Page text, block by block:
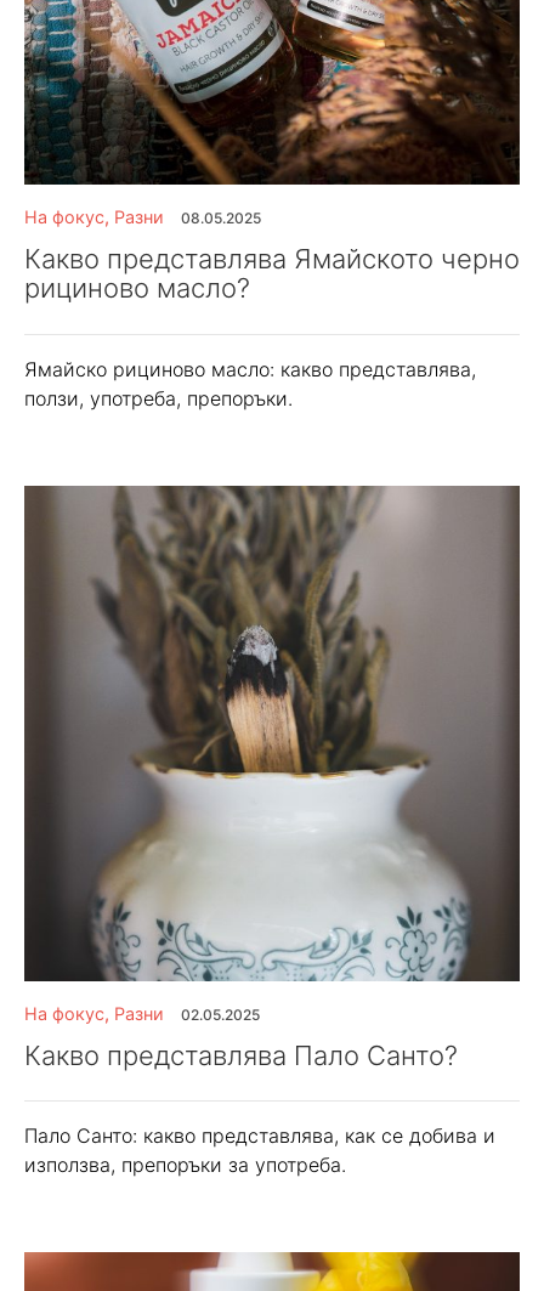
На фокус, Разни 08.05.2025
Какво представлява Ямайското черно
рициново масло?
Ямайско рициново масло: какво представлява,
ползи, употреба, препоръки.
На фокус, Разни 02.05.2025
Какво представлява Пало Санто?
Пало Санто: какво представлява, как се добива и
използва, препоръки за употреба.